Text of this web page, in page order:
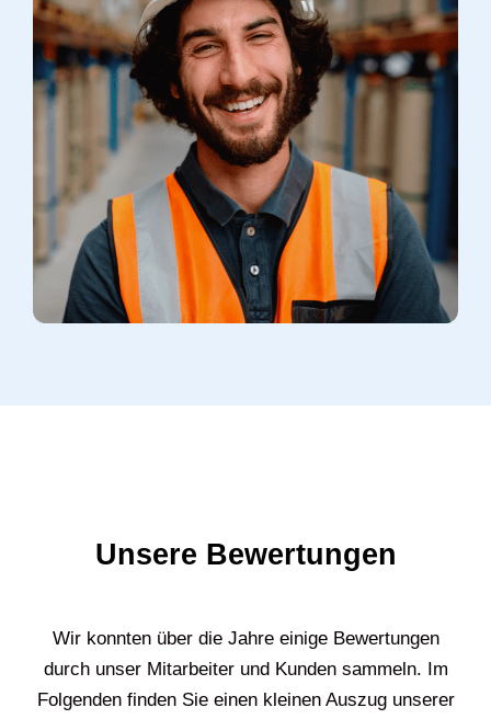
Unsere Bewertungen
Wir konnten über die Jahre einige Bewertungen
durch unser Mitarbeiter und Kunden sammeln. Im
Folgenden finden Sie einen kleinen Auszug unserer